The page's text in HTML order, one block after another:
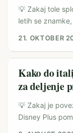
ustvariti
Vamos
💡 Zakaj tole
letih se
teorija — v
prihodnje
5 tisoč
za znamke. Če
izdelkov in
masovni doseg.
21. OKTOBER
Kako do
za deljenje
💡 Zakaj je
Disney Plus